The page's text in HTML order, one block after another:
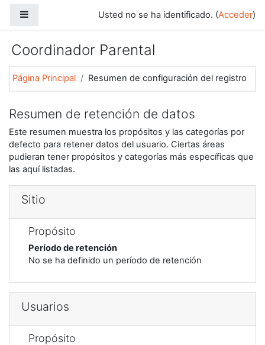
Usted no se ha identificado. (Acceder)
Coordinador Parental
Página Principal Resumen de configuración del registro
Resumen de retención de datos
Este resumen muestra los propósitos y las categorías por
defecto para retener datos del usuario. Ciertas áreas
pudieran tener propósitos y categorías más específicas que
las aquí listadas.
Sitio
Propósito
Período de retención
No se ha definido un período de retención
Usuarios
Propósito